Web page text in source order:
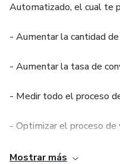
Automatizado, el cual te
- Aumentar la cantidad
- Aumentar la tasa de
- Medir todo el proceso
- Optimizar el proceso de
- Validar el Product-
Mostrar más